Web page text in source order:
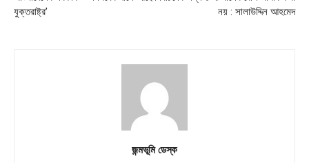
যুক্তরাষ্ট্র’
নয় : সালাউদ্দিন আহমেদ
জন্মভূমি ডেস্ক